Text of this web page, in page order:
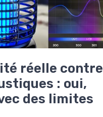
réelle contre
: oui,
des limites